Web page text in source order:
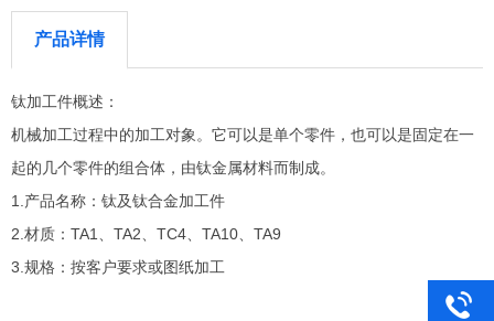
产品详情
钛加工件概述：
机械加工过程中的加工对象。它可以是单个零件，也可以是固定在一
起的几个零件的组合体，由钛金属材料而制成。
1.产品名称：钛及钛合金加工件
2.材质：TA1、TA2、TC4、TA10、TA9
3.规格：按客户要求或图纸加工